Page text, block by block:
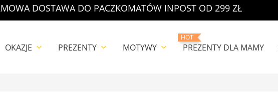
DOSTAWA DO PACZKOMATÓW INPOST OD 299 ZŁ
OKAZJE keyboard_arrow_down PREZENTY keyboard_arrow_down MOTYWY keyboard_arrow_down
HOT
PREZENTY DLA MAMY